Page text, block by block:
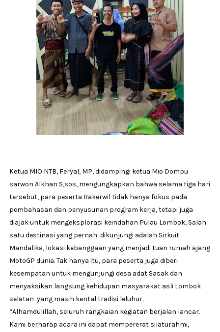
Ketua MIO NTB, Feryal, MP, didampingi ketua Mio Dompu
sarwon Alkhan S,sos, mengungkapkan bahwa selama tiga hari
tersebut, para peserta Rakerwil tidak hanya fokus pada
pembahasan dan penyusunan program kerja, tetapi juga
diajak untuk mengeksplorasi keindahan Pulau Lombok, Salah
satu destinasi yang pernah dikunjungi adalah Sirkuit
Mandalika, lokasi kebanggaan yang menjadi tuan rumah ajang
MotoGP dunia. Tak hanya itu, para peserta juga diberi
kesempatan untuk mengunjungi desa adat Sasak dan
menyaksikan langsung kehidupan masyarakat asli Lombok
selatan yang masih kental tradisi leluhur.
“Alhamdulillah, seluruh rangkaian kegiatan berjalan lancar.
Kami berharap acara ini dapat mempererat silaturahmi,